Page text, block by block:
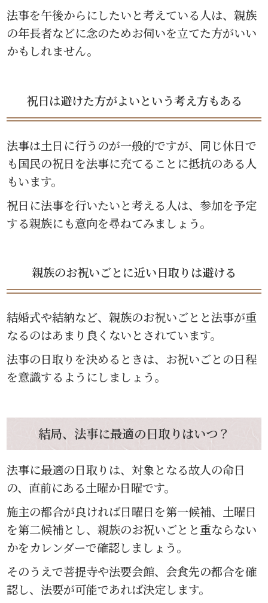
法事を午後からにしたいと考えている人は、親族
の年長者などに念のためお伺いを立てた方がいい
かもしれません。
祝日は避けた方がよいという考え方もある
法事は土日に行うのが一般的ですが、同じ休日で
も国民の祝日を法事に充てることに抵抗のある人
もいます。
祝日に法事を行いたいと考える人は、参加を予定
する親族にも意向を尋ねてみましょう。
親族のお祝いごとに近い日取りは避ける
結婚式や結納など、親族のお祝いごとと法事が重
なるのはあまり良くないとされています。
法事の日取りを決めるときは、お祝いごとの日程
を意識するようにしましょう。
結局、法事に最適の日取りはいつ？
法事に最適の日取りは、対象となる故人の命日
の、直前にある土曜か日曜です。
施主の都合が良ければ日曜日を第一候補、土曜日
を第二候補とし、親族のお祝いごとと重ならない
かをカレンダーで確認しましょう。
そのうえで菩提寺や法要会館、会食先の都合を確
認し、法要が可能であれば決定します。